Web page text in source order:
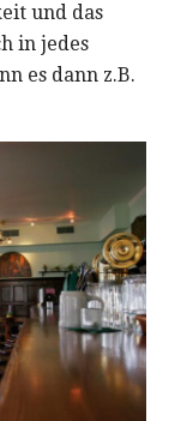
und das
in jedes
es dann z.B.